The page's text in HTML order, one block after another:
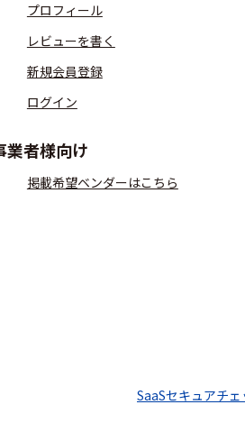
プロフィール
レビューを書く
新規会員登録
ログイン
業者様向け
掲載希望ベンダーはこちら
SaaSセキュアチェ